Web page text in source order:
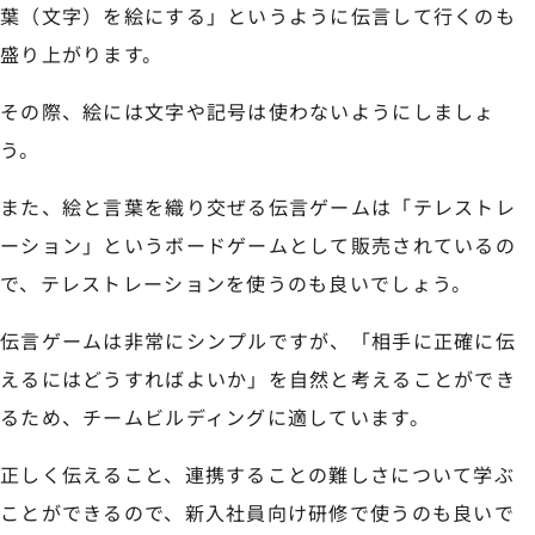
葉（文字）を絵にする」というように伝言して行くのも
盛り上がります。
その際、絵には文字や記号は使わないようにしましょ
う。
また、絵と言葉を織り交ぜる伝言ゲームは「テレストレ
ーション」というボードゲームとして販売されているの
で、テレストレーションを使うのも良いでしょう。
伝言ゲームは非常にシンプルですが、「相手に正確に伝
えるにはどうすればよいか」を自然と考えることができ
るため、チームビルディングに適しています。
正しく伝えること、連携することの難しさについて学ぶ
ことができるので、新入社員向け研修で使うのも良いで